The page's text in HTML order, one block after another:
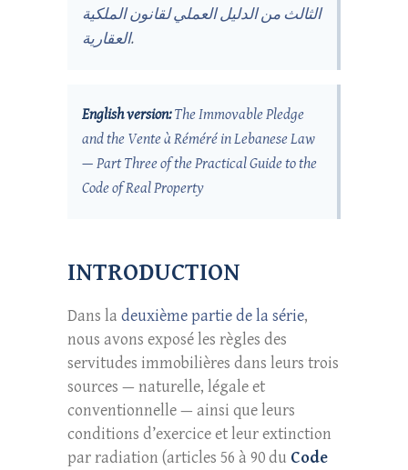
الثالث من الدليل العملي لقانون الملكية
العقارية.
English version: The Immovable Pledge
and the Vente à Réméré in Lebanese Law
— Part Three of the Practical Guide to the
Code of Real Property
INTRODUCTION
Dans la deuxième partie de la série,
nous avons exposé les règles des
servitudes immobilières dans leurs trois
sources — naturelle, légale et
conventionnelle — ainsi que leurs
conditions d’exercice et leur extinction
par radiation (articles 56 à 90 du Code